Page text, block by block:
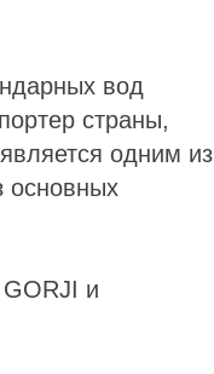
вод
страны,
одним из
основных
и